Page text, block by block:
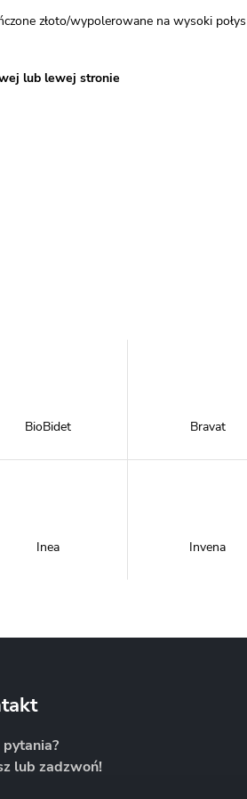
złoto/wypolerowane na wysoki
lub lewej stronie
BioBidet Bravat
Inea Invena
pytania?
lub zadzwoń!